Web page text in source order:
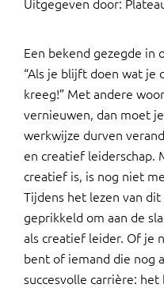
Een bekend gezegde in
“Als je blijft doen wat je
kreeg!” Met andere
vernieuwen, dan moet
werkwijze durven
en creatief leiderschap.
creatief is, is nog niet
Tijdens het lezen van
geprikkeld om aan de
als creatief leider. Of je
bent of iemand die nog
succesvolle carrière: